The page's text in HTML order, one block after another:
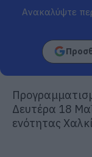
Ανακαλύψτε
Δευτέρα 18
ενότητας